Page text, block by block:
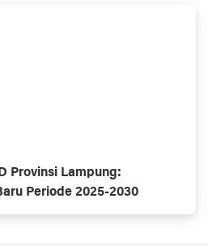
Provinsi Lampung:
Periode 2025-2030